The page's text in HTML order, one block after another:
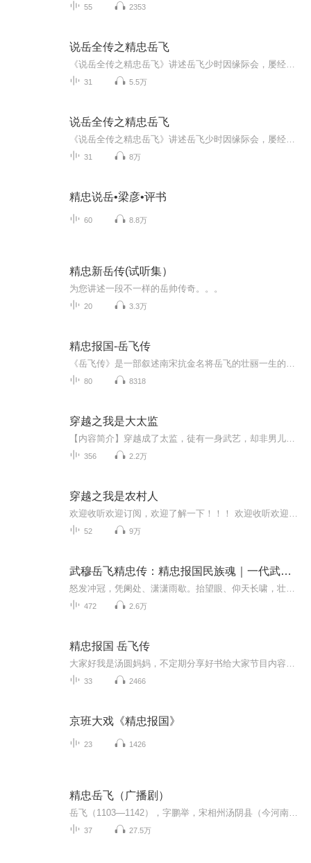
55 2353
说岳全传之精忠岳飞
31 5.5万
说岳全传之精忠岳飞
31 8万
精忠说岳•梁彦•评书
60 8.8万
精忠新岳传(试听集）
为您讲述一段不一样的岳帅传奇。。。
20 3.3万
精忠报国-岳飞传
80 8318
穿越之我是大太监
356 2.2万
穿越之我是农村人
52 9万
武穆岳飞精忠传：精忠报国民族魂｜一代武圣，气吞山河
472 2.6万
精忠报国 岳飞传
33 2466
京班大戏《精忠报国》
23 1426
精忠岳飞（广播剧）
37 27.5万